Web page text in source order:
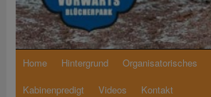
Home Hintergrund Organisatorisches
Kabinenpredigt
Videos Kontakt